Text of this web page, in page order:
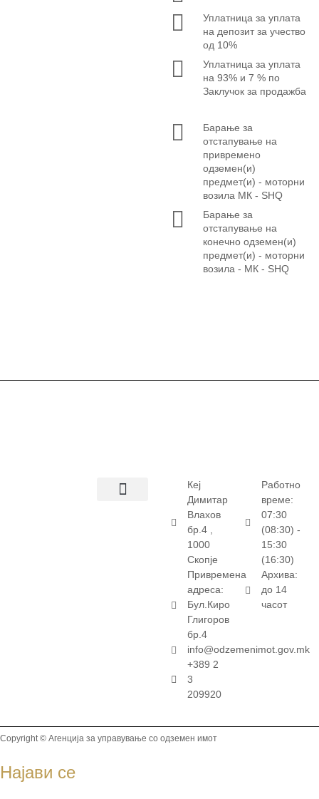
Уплатница за уплата
на депозит за учество
од 10%
Уплатница за уплата
на 93% и 7 % по
Заклучок за продажба
Барање за
отстапување на
привремено
одземен(и)
предмет(и) - моторни
возила МК - SHQ
Барање за
отстапување на
конечно одземен(и)
предмет(и) - моторни
возила - МК - SHQ
Кеј
Димитар
Влахов
бр.4 ,
1000
Скопје
Привремена
адреса:
Бул.Киро
Глигоров
бр.4
info@odzemenimot.gov.mk
+389 2
3
209920
Работно
време:
07:30
(08:30) -
15:30
(16:30)
Архива:
до 14
часот
Copyright © Агенција за управување со одземен имот
Најави се